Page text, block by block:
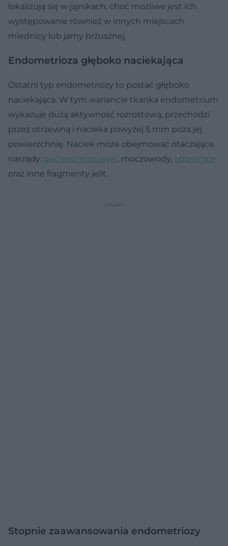
lokalizują się w jajnikach, choć możliwe jest ich
występowanie również w innych miejscach
miednicy lub jamy brzusznej.
Endometrioza głęboko naciekająca
Ostatni typ endometriozy to postać głęboko
naciekająca. W tym wariancie tkanka endometrium
wykazuje dużą aktywność rozrostową, przechodzi
przez otrzewną i nacieka powyżej 5 mm poza jej
powierzchnię. Naciek może obejmować otaczające
narządy: pęcherz moczowy, moczowody, odbytnicę
oraz inne fragmenty jelit.
Stopnie zaawansowania endometriozy